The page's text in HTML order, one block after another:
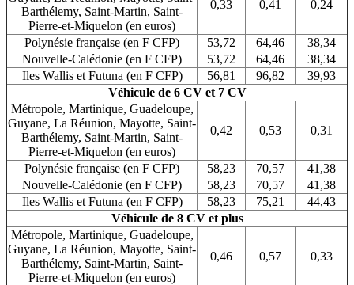
Barthélemy, Saint-Martin, Saint-
Pierre-et-Miquelon (en euros)
0,33 0,41 0,24
Polynésie française (en F CFP) 53,72 64,46
38,34
Nouvelle-Calédonie (en F CFP)
53,72 64,46
38,34
Iles Wallis et Futuna (en F CFP)
56,81 96,82
39,93
Véhicule de 6 CV et 7 CV
Métropole, Martinique, Guadeloupe,
Guyane, La Réunion, Mayotte, Saint-
Barthélemy, Saint-Martin, Saint-
Pierre-et-Miquelon (en euros)
0,42 0,53 0,31
Polynésie française (en F CFP) 58,23 70,57
41,38
Nouvelle-Calédonie (en F CFP)
58,23 70,57
41,38
Iles Wallis et Futuna (en F CFP)
58,23 75,21
44,43
Véhicule de 8 CV et plus
Métropole, Martinique, Guadeloupe,
Guyane, La Réunion, Mayotte, Saint-
Barthélemy, Saint-Martin, Saint-
Pierre-et-Miquelon (en euros)
0,46 0,57 0,33